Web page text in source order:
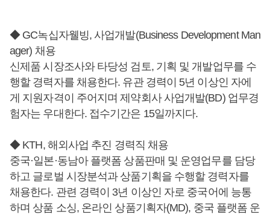
◆ GC녹십자웰빙, 사업개발(Business Development Man
ager) 채용
신제품 시장조사와 타당성 검토, 기획 및 개발업무를 수
행할 경력자를 채용한다. 유관 경력이 5년 이상인 자에
게 지원자격이 주어지며 제약회사 사업개발(BD) 업무경
험자는 우대한다. 접수기간은 15일까지다.
◆ KTH, 해외사업 추진 경력직 채용
중국·일본·동남아 플랫폼 상품판매 및 운영업무를 담당
하고 글로벌 시장분석과 상품기획을 수행할 경력자를
채용한다. 관련 경력이 3년 이상인 자로 중국어에 능통
하며 상품 소싱, 온라인 상품기획자(MD), 중국 플랫폼 운